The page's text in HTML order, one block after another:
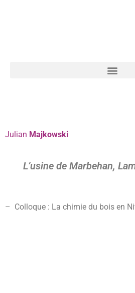
Julian Majkowski
L’usine de Marbehan,
– Colloque : La chimie du bois en